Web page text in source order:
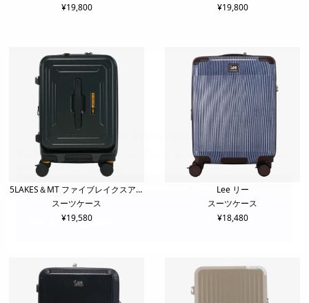
¥19,800
¥19,800
5LAKES＆MT ファイブレイクスアン
ドエムティー
スーツケース
¥19,580
Lee リー
スーツケース
¥18,480